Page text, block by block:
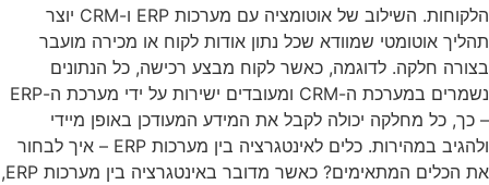
הלקוחות. השילוב של אוטומציה עם מערכות ERP ו-CRM יוצר
תהליך אוטומטי שמוודא שכל נתון אודות לקוח או מכירה מועבר
בצורה חלקה. לדוגמה, כאשר לקוח מבצע רכישה, כל הנתונים
נשמרים במערכת ה-CRM ומעובדים ישירות על ידי מערכת ה-ERP
– כך, כל מחלקה יכולה לקבל את המידע המעודכן באופן מיידי
ולהגיב במהירות. כלים לאינטגרציה בין מערכות ERP – איך לבחור
את הכלים המתאימים? כאשר מדובר באינטגרציה בין מערכות ERP,